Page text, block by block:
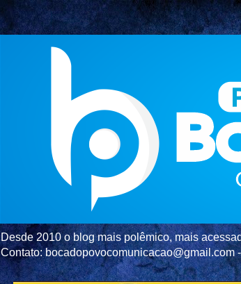
Desde 2010 o blog mais polêmico, mais
Contato: